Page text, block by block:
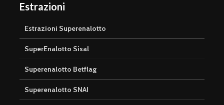
Estrazioni
Estrazioni Superenalotto
SuperEnalotto Sisal
Superenalotto Betflag
Superenalotto SNAI